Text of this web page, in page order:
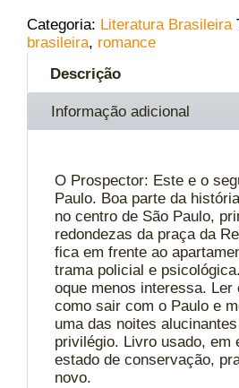
Categoria: Literatura Brasileira
brasileira, romance
Descrição
Informação adicional
O Prospector: Este e o
Paulo. Boa parte da
no centro de São Paulo,
redondezas da praça da
fica em frente ao
trama policial e
oque menos interessa. Ler
como sair com o Paulo e
uma das noites
privilégio. Livro usado, em
estado de conservação,
novo.